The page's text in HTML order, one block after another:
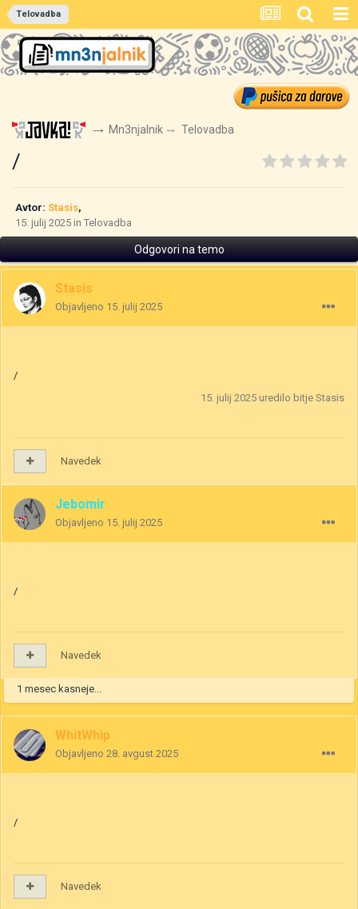
Telovadba
Mn3njalnik Telovadba
/
Avtor: Stasis,
15. julij 2025 in Telovadba
Odgovori na temo
Stasis
Objavljeno 15. julij 2025
/
15. julij 2025 uredilo bitje Stasis
Navedek
Jebomir
Objavljeno 15. julij 2025
/
Navedek
1 mesec kasneje...
WhitWhip
Objavljeno 28. avgust 2025
/
Navedek